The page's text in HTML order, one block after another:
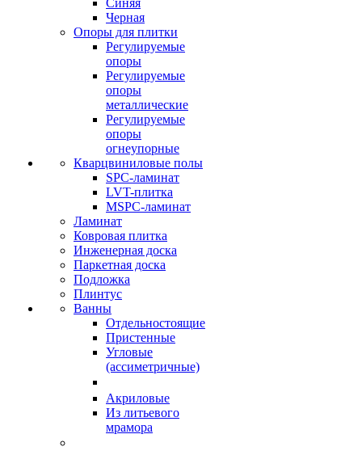
Синяя
Черная
Опоры для плитки
Регулируемые
опоры
Регулируемые
опоры
металлические
Регулируемые
опоры
огнеупорные
Кварцвиниловые полы
SPC-ламинат
LVT-плитка
MSPC-ламинат
Ламинат
Ковровая плитка
Инженерная доска
Паркетная доска
Подложка
Плинтус
Ванны
Отдельностоящие
Пристенные
Угловые
(ассиметричные)
Акриловые
Из литьевого
мрамора